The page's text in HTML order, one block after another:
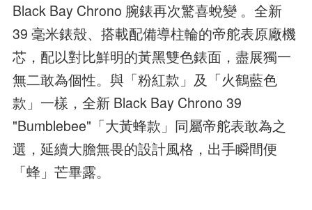
Black Bay Chrono 腕錶再次驚喜蛻變 。全新
39 毫米錶殼、搭載配備導柱輪的帝舵表原廠機
芯，配以對比鮮明的黃黑雙色錶面，盡展獨一
無二敢為個性。與「粉紅款」及「火鶴藍色
款」一樣，全新 Black Bay Chrono 39
"Bumblebee"「大黃蜂款」同屬帝舵表敢為之
選，延續大膽無畏的設計風格，出手瞬間便
「蜂」芒畢露。